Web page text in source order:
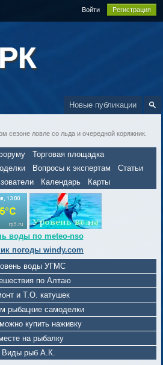
Войти Регистрация
Новые публикации
сезоне ловле со льда и очередной коряжник.
Торговая площадка
Вопросы к экспертам
Статьи
Календарь Карты
воды по meteo-nso
погоды windy.com
воды УГМС
по Алтаю
и Т.О. катушек
рыбацкие самоделки
купить наживку
на рыбалку
Виды рыб А.К.